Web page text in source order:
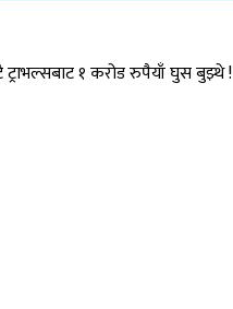
१ करोड रुपैयाँ घुस बुझ्थे !